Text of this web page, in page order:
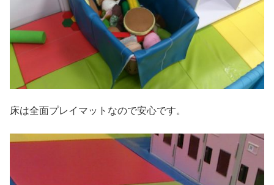
床は全面プレイマットなので安心です。